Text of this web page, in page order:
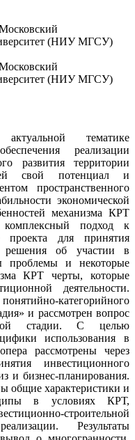
(НИУ МГСУ)
(НИУ МГСУ)
тематике
реализации
развития территории
свой потенциал и
пространственного
экономической
механизма КРТ
комплексный подход к
проекта для принятия
решения об участии в
проблемы и некоторые
КРТ черты, которые
деятельности.
категорийного
и рассмотрен вопрос
стадии. С целью
использования в
рассмотрены через
инвестиционного
и бизнес-планирования.
общие характеристики и
в условиях КРТ,
строительной
Результаты